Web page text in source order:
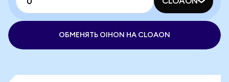
ОБМЕНЯТЬ OIHON НА CLOAON